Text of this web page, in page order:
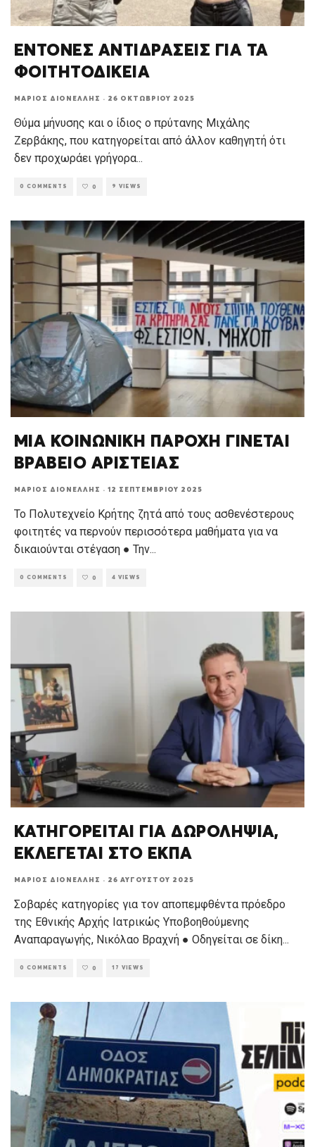
ΕΝΤΟΝΕΣ ΑΝΤΙΔΡΑΣΕΙΣ ΓΙΑ ΤΑ
ΦΟΙΤΗΤΟΔΙΚΕΙΑ
ΜΆΡΙΟΣ ΔΙΟΝΈΛΛΗΣ · 26 ΟΚΤΩΒΡΊΟΥ 2025
Θύμα μήνυσης και ο ίδιος ο πρύτανης Μιχάλης
Ζερβάκης, που κατηγορείται από άλλον καθηγητή ότι
δεν προχωράει γρήγορα...
0 COMMENTS 0 9 VIEWS
ΜΙΑ ΚΟΙΝΩΝΙΚΗ ΠΑΡΟΧΗ ΓΙΝΕΤΑΙ
ΒΡΑΒΕΙΟ ΑΡΙΣΤΕΙΑΣ
ΜΆΡΙΟΣ ΔΙΟΝΈΛΛΗΣ · 12 ΣΕΠΤΕΜΒΡΊΟΥ 2025
Το Πολυτεχνείο Κρήτης ζητά από τους ασθενέστερους
φοιτητές να περνούν περισσότερα μαθήματα για να
δικαιούνται στέγαση ● Την...
0 COMMENTS 0 4 VIEWS
ΚΑΤΗΓΟΡΕΙΤΑΙ ΓΙΑ ΔΩΡΟΛΗΨΙΑ,
ΕΚΛΕΓΕΤΑΙ ΣΤΟ ΕΚΠΑ
ΜΆΡΙΟΣ ΔΙΟΝΈΛΛΗΣ · 26 ΑΥΓΟΎΣΤΟΥ 2025
Σοβαρές κατηγορίες για τον αποπεμφθέντα πρόεδρο
της Εθνικής Αρχής Ιατρικώς Υποβοηθούμενης
Αναπαραγωγής, Νικόλαο Βραχνή ● Οδηγείται σε δίκη...
0 COMMENTS 0 17 VIEWS